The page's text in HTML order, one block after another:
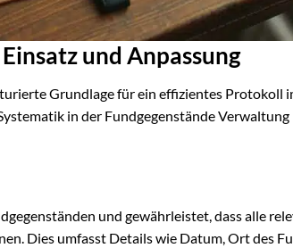
und Anpassung
Grundlage für ein effizientes Protokoll
in der Fundgegenstände Verwaltung
und gewährleistet, dass alle
Dies umfasst Details wie Datum, Ort des